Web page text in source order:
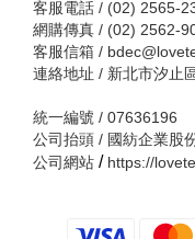
客服電話 / (02) 2565-
網購傳真 / (02) 2562-
客服信箱 /
連絡地址 / 新北市汐止
統一編號 / 07636196
公司抬頭 / 國紡企業股
公司網站 / https://